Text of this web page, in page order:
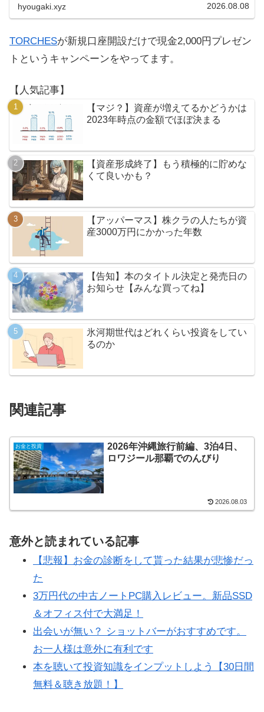
hyougaki.xyz 2026.08.08
TORCHESが新規口座開設だけで現金2,000円プレゼン
トというキャンペーンをやってます。
【人気記事】
【マジ？】資産が増えてるかどうかは
2023年時点の金額でほぼ決まる
【資産形成終了】もう積極的に貯めな
くて良いかも？
【アッパーマス】株クラの人たちが資
産3000万円にかかった年数
【告知】本のタイトル決定と発売日の
お知らせ【みんな買ってね】
氷河期世代はどれくらい投資をしてい
るのか
関連記事
お金と投資
2026年沖縄旅行前編、3泊4日、
ロワジール那覇でのんびり
2026.08.03
意外と読まれている記事
【悲報】お金の診断をして貰った結果が悲惨だっ
た
3万円代の中古ノートPC購入レビュー。新品SSD
＆オフィス付で大満足！
出会いが無い？ ショットバーがおすすめです。
お一人様は意外に有利です
本を聴いて投資知識をインプットしよう【30日間
無料＆聴き放題！】